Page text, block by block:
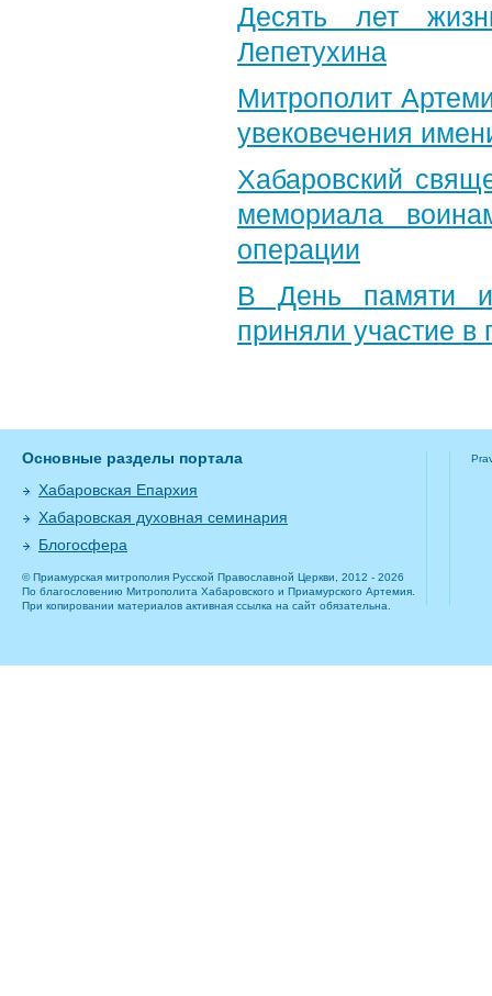
Десять лет
Лепетухина
Митрополит
увековечения
Хабаровский
мемориала
операции
В День памяти и
приняли участие
Основные разделы портала
Хабаровская Епархия
Хабаровская духовная семинария
Блогосфера
© Приамурская митрополия Русской Православной Церкви, 2012 - 2026
По благословению Митрополита Хабаровского и Приамурского Артемия.
При копировании материалов активная ссылка на сайт обязательна.